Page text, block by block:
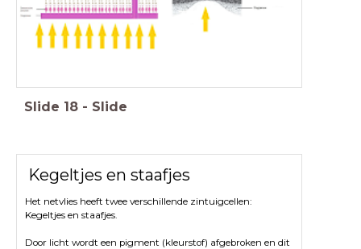
Slide 18 - Slide
Kegeltjes en staafjes
Het netvlies heeft twee verschillende zintuigcellen:
Kegeltjes en staafjes.
Door licht wordt een pigment (kleurstof) afgebroken en dit